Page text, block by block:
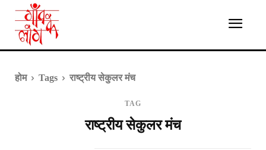
होम Tags राष्ट्रीय सेकुलर मंच
TAG
राष्ट्रीय सेकुलर मंच